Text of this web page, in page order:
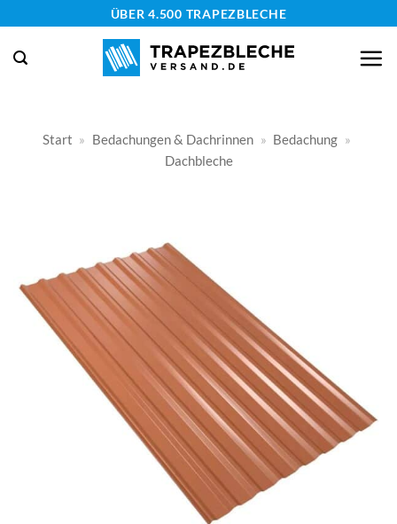
springen
ÜBER 4.500 TRAPEZBLECHE
Start » Bedachungen & Dachrinnen » Bedachung »
Dachbleche